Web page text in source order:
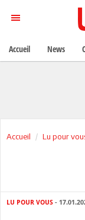
Accueil Lu pour
LU POUR VOUS -
Accueil News